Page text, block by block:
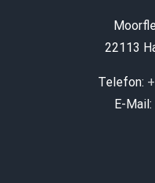
22113
Telefon:
E-Mail: